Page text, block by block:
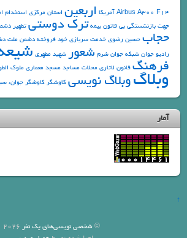
Airbus A300 F14 آمریکا اربعین استان مرکزی استخدام
جهت بازنشستگی بی قانون بیمه ترک دوستی تطهیر
حجاب حسین رضوی خدمت سربازی خود فروخته دشمن ملت
رادیو جوان شبکه جوان شرم شعور شهید مطهری
فرهنگ قانون لاتاری محلات مساجد مسجد معماری ملوک وبلاگوبلاگ نویسی کاوشگر کاوشگر جوان،
آمار
↑
©شخصی نویسی‌های یک نفر